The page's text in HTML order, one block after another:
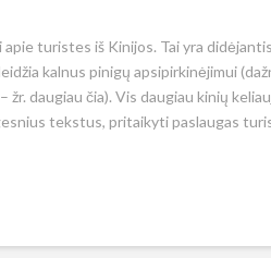
turistes iš Kinijos. Tai yra
kalnus pinigų apsipirkinėjimui
daugiau čia). Vis daugiau kinių
tekstus, pritaikyti paslaugas